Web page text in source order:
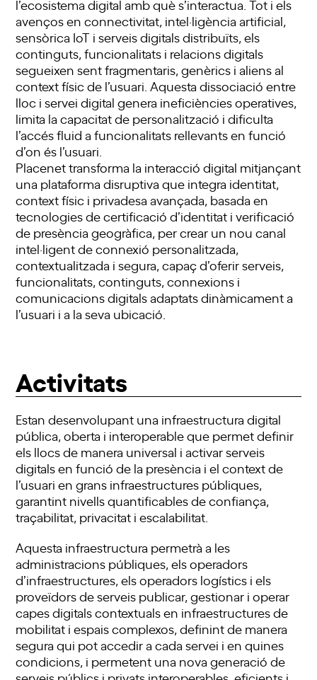
l’ecosistema digital amb què s’interactua. Tot i els
avenços en connectivitat, intel·ligència artificial,
sensòrica IoT i serveis digitals distribuïts, els
continguts, funcionalitats i relacions digitals
segueixen sent fragmentaris, genèrics i aliens al
context físic de l’usuari. Aquesta dissociació entre
lloc i servei digital genera ineficiències operatives,
limita la capacitat de personalització i dificulta
l’accés fluid a funcionalitats rellevants en funció
d’on és l’usuari.
Placenet transforma la interacció digital mitjançant
una plataforma disruptiva que integra identitat,
context físic i privadesa avançada, basada en
tecnologies de certificació d’identitat i verificació
de presència geogràfica, per crear un nou canal
intel·ligent de connexió personalitzada,
contextualitzada i segura, capaç d’oferir serveis,
funcionalitats, continguts, connexions i
comunicacions digitals adaptats dinàmicament a
l’usuari i a la seva ubicació.
Activitats
Estan desenvolupant una infraestructura digital
pública, oberta i interoperable que permet definir
els llocs de manera universal i activar serveis
digitals en funció de la presència i el context de
l’usuari en grans infraestructures públiques,
garantint nivells quantificables de confiança,
traçabilitat, privacitat i escalabilitat.
Aquesta infraestructura permetrà a les
administracions públiques, els operadors
d’infraestructures, els operadors logístics i els
proveïdors de serveis publicar, gestionar i operar
capes digitals contextuals en infraestructures de
mobilitat i espais complexos, definint de manera
segura qui pot accedir a cada servei i en quines
condicions, i permetent una nova generació de